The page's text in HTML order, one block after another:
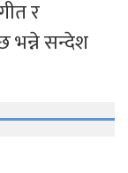
र
भन्ने सन्देश